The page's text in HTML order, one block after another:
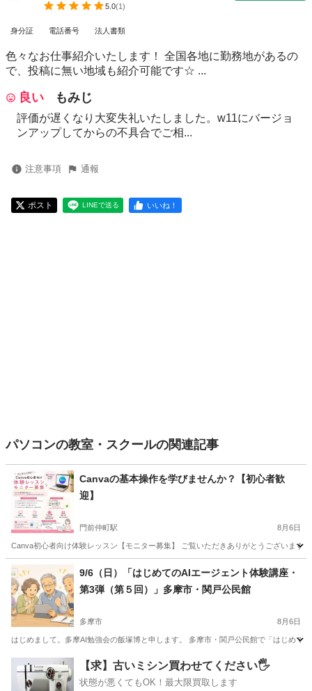
5.0(1)
身分証 電話番号 法人書類
色々なお仕事紹介いたします！ 全国各地に勤務地があるの
で、投稿に無い地域も紹介可能です☆ ...
良い もみじ
評価が遅くなり大変失礼いたしました。w11にバージョ
ンアップしてからの不具合でご相...
注意事項 通報
ポスト LINEで送る いいね！
パソコンの教室・スクールの関連記事
Canvaの基本操作を学びませんか？【初心者歓
迎】
門前仲町駅 8月6日
Canva初心者向け体験レッスン【モニター募集】 ご覧いただきありがとうございます
東京 江東区 門前仲町駅 Webデザイナー Canva
9/6（日）「はじめてのAIエージェント体験講座・
第3弾（第５回）」多摩市・関戸公民館
多摩市 8月6日
はじめまして。多摩AI勉強会の飯塚博と申します。 多摩市・関戸公民館で「はじめ
東京 多摩市 その他 公民館
【求】古いミシン買わせてください🖐️
状態が悪くてもOK！最大限買取します